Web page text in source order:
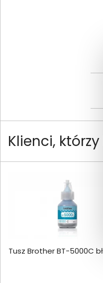
Klienci,
Tusz Brother BT-5000C